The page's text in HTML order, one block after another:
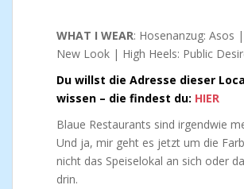
WHAT I WEAR: Hosenanzug: Asos
New Look | High Heels: Public
Du willst die Adresse dieser
wissen – die findest du: HIER
Blaue Restaurants sind irgendwie
Und ja, mir geht es jetzt um die
nicht das Speiselokal an sich oder
drin.